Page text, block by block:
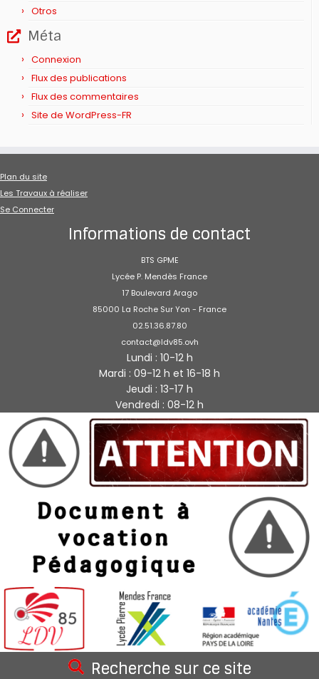
Otros
Méta
Connexion
Flux des publications
Flux des commentaires
Site de WordPress-FR
Plan du site
Les Travaux à réaliser
Se Connecter
Informations de contact
BTS GPME
Lycée P. Mendès France
17 Boulevard Arago
85000 La Roche Sur Yon - France
02.51.36.87.80
contact@ldv85.ovh
Lundi : 10-12 h
Mardi : 09-12 h et 16-18 h
Jeudi : 13-17 h
Vendredi : 08-12 h
Recherche sur ce site